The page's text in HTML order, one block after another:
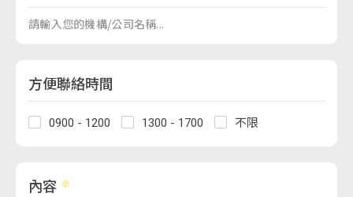
方便聯絡時間
0900 - 1200 1300 - 1700 不限
內容